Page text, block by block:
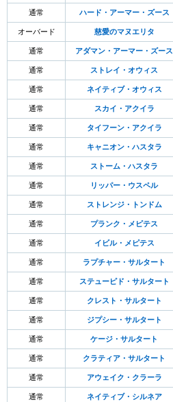
通常 ハード・アーマー・ズース
オーバード 慈愛のマヌエリタ
通常 アダマン・アーマー・ズース
通常 ストレイ・オウィス
通常 ネイティブ・オウィス
通常 スカイ・アクイラ
通常 タイフーン・アクイラ
通常 キャニオン・ハスタラ
通常 ストーム・ハスタラ
通常 リッパー・ウスペル
通常 ストレンジ・トンドム
通常 プランク・メピテス
通常 イビル・メピテス
通常 ラプチャー・サルタート
通常 ステューピド・サルタート
通常 クレスト・サルタート
通常 ジプシー・サルタート
通常 ケージ・サルタート
通常 クラティア・サルタート
通常 アウェイク・クラーラ
通常 ネイティブ・シルネア